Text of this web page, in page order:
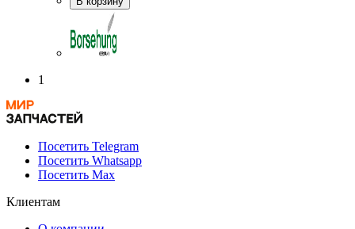
1
Посетить Telegram
Посетить Whatsapp
Посетить Max
Клиентам